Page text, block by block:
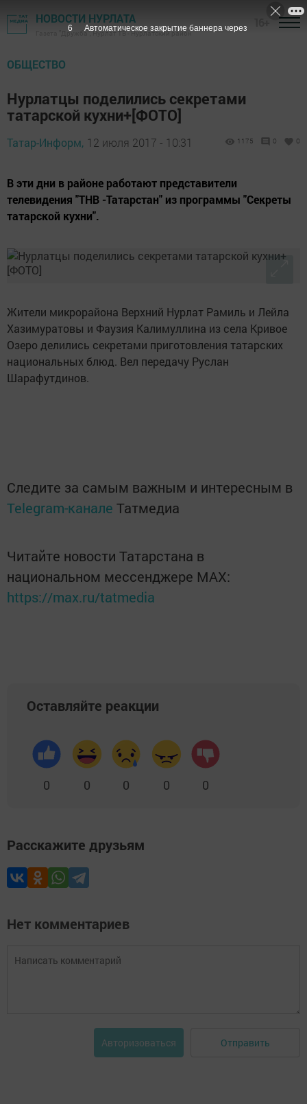
НОВОСТИ НУРЛАТА
Газета "Дружба", Нурлат ТВ - Нурлатский район
ОБЩЕСТВО
Нурлатцы поделились секретами
татарской кухни+[ФОТО]
Татар-Информ, 12 июля 2017 - 10:31 1175 0 0
В эти дни в районе работают представители
телевидения "ТНВ -Татарстан" из программы "Секреты
татарской кухни".
Жители микрорайона Верхний Нурлат Рамиль и Лейла
Хазимуратовы и Фаузия Калимуллина из села Кривое
Озеро делились секретами приготовления татарских
национальных блюд. Вел передачу Руслан
Шарафутдинов.
Следите за самым важным и интересным в
Telegram-канале Татмедиа
Читайте новости Татарстана в
национальном мессенджере MАХ:
https://max.ru/tatmedia
Оставляйте реакции
0 0 0 0 0
Расскажите друзьям
Нет комментариев
Авторизоваться Отправить
5 Автоматическое закрытие баннера через